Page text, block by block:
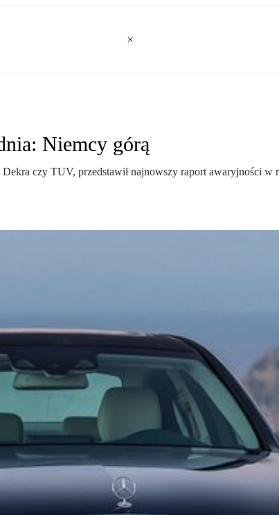
Niemcy górą
czy TUV, przedstawił najnowszy raport awaryjności